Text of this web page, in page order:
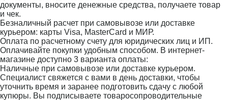
документы, вносите денежные средства, получаете товар
и чек.
Безналичный расчет при самовывозе или доставке
курьером: карты Visa, MasterCard и МИР.
Оплата по расчетному счету для юридических лиц и ИП.
Оплачивайте покупки удобным способом. В интернет-
магазине доступно 3 варианта оплаты:
Наличные при самовывозе или доставке курьером.
Специалист свяжется с вами в день доставки, чтобы
уточнить время и заранее подготовить сдачу с любой
купюры. Вы подписываете товаросопроводительные